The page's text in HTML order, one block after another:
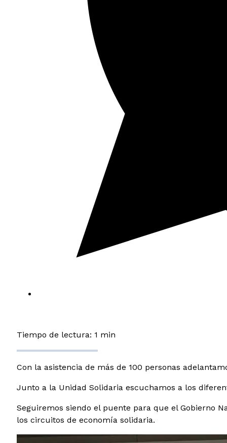
Tiempo de lectura: 1 min
Con la asistencia de más de 100 personas
Junto a la Unidad Solidaria escuchamos a los
Seguiremos siendo el puente para que el Gobierno
los circuitos de economía solidaria.